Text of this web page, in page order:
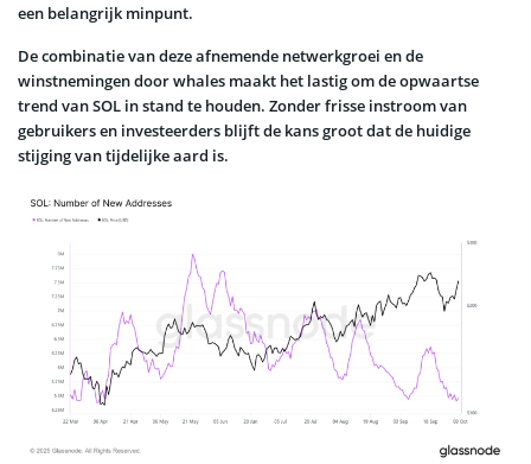
een belangrijk minpunt.
De combinatie van deze afnemende netwerkgroei en de
winstnemingen door whales maakt het lastig om de opwaartse
trend van SOL in stand te houden. Zonder frisse instroom van
gebruikers en investeerders blijft de kans groot dat de huidige
stijging van tijdelijke aard is.